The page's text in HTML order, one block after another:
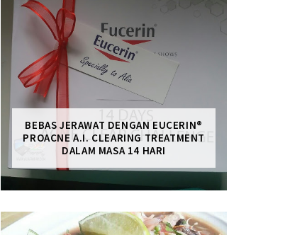
BEBAS JERAWAT DENGAN EUCERIN®
PROACNE A.I. CLEARING TREATMENT
DALAM MASA 14 HARI